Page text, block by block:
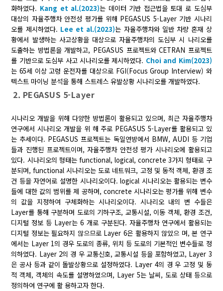
화하였다. Kang et al.(2023)는 데이터 기반 접근법을 토대 로 도심부
대상의 자율주행차 안전성 평가를 위해 PEGASUS 5-Layer 기반 시나리
오를 제시하였다. Lee et al.(2023)는 자율주행차와 일반 차량 혼재 상
황에서 발생하는 사고상황을 대상으로 자율주행차의 도심부 시 나리오를
도출하는 방법론을 개발하고, PEGASUS 프로젝트와 CETRAN 프로젝트
를 기반으로 도심부 사고 시나리오를 제시하였다. Choi and Kim(2023)
는 65세 이상 고령 운전자를 대상으로 FGI(Focus Group Interview) 와
텍스트 마이닝 분석을 통해 스트레스 유발상황 시나리오를 개발하였다.
2. PEGASUS 5-Layer
시나리오 개발을 위해 다양한 방법론이 활용되고 있으며, 최근 자율주행차
연구에서 시나리오 개발을 위 해 주로 PEGASUS 5-Layer를 활용되고 있
는 추세이다. PEGASUS 프로젝트는 독일연방에서 BMW, AUDI 등 기업
들과 진행된 프로젝트이며, 자율주행차 안전성 평가 시나리오에 활용되고
있다. 시나리오의 형태는 functional, logical, concrete 3가지 형태로 구
분되며, functional 시나리오는 도로 네트워크, 고정 및 동적 객체, 환경 조
건 등을 자연어로 설명한 시나리오이다. logical 시나리오는 활용되는 변수
들에 대한 값의 범위를 제 공하며, concrete 시나리오는 평가를 위해 변수
의 값을 지정하여 구체화하는 시나리오이다. 시나리오 내의 변 수들은
Layer를 통해 구분하며 도로의 기하구조, 교통시설, 이동 객체, 환경 조건,
디지털 정보 등 Layer는 6 개로 구분된다. 자율주행차 연구에서 활용되는
디지털 정보는 필요하지 않으므로 Layer 6은 활용하지 않았으 며, 본 연구
에서는 Layer 1의 경우 도로의 종류, 위치 등 도로의 기본적인 변수들로 정
의하였다. Layer 2의 경 우 교통신호, 교통시설 등을 포함하였고, Layer 3
은 공사 등과 같이 돌발상황으로 설정하였다. Layer 4의 경 우 고정 및 동
적 객체, 객체의 속도를 설명하였으며, Layer 5는 날씨, 도로 상태 등으로
정의하여 연구에 활 용하고자 한다.